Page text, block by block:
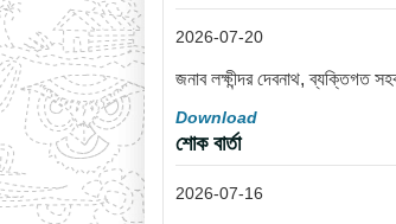
2026-07-20
জনাব লক্ষীন্দর দেবনাথ, ব্যক্তিগত
Download
শোক বার্তা
2026-07-16